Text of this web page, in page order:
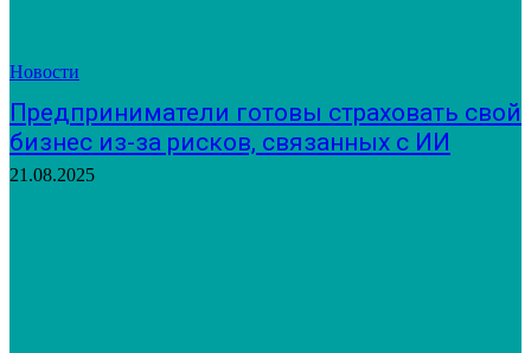
Новости
Предприниматели готовы страховать свой
бизнес из-за рисков, связанных с ИИ
21.08.2025